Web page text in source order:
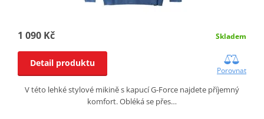
1 090 Kč Skladem
Detail produktu
Porovnat
V této lehké stylové mikině s kapucí G-Force najdete příjemný
komfort. Obléká se přes…